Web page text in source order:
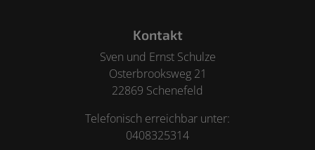
Footer - Kontaktdaten und Öffnungszeiten
Kontakt
Sven und Ernst Schulze
Osterbrooksweg 21
22869 Schenefeld
Telefonisch erreichbar unter:
0408325314